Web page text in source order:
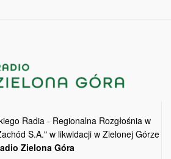
Radia - Regionalna Rozgłośnia w
S.A." w likwidacji w Zielonej Górze
Zielona Góra